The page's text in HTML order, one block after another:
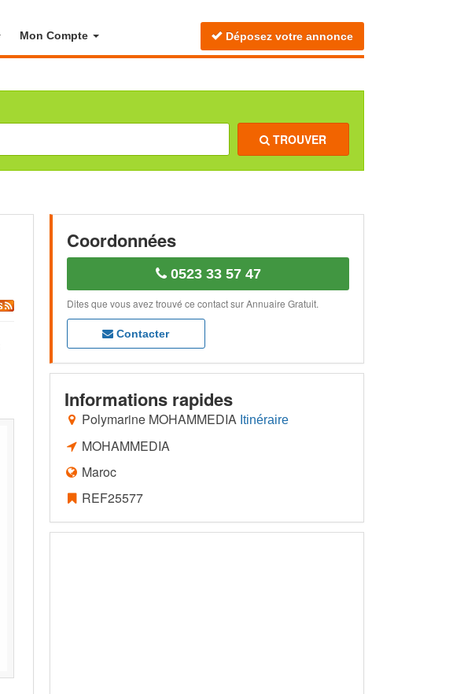
Mon Compte Déposez votre annonce
TROUVER
Coordonnées
0523 33 57 47
Dites que vous avez trouvé ce contact sur Annuaire Gratuit.
Contacter
Informations rapides
Polymarine MOHAMMEDIA Itinéraire
MOHAMMEDIA
Maroc
REF25577